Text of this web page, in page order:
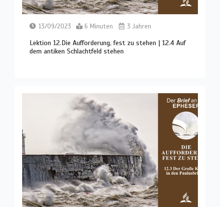
13/09/2023 6 Minuten 3 Jahren
Lektion 12.Die Aufforderung, fest zu stehen | 12.4 Auf
dem antiken Schlachtfeld stehen